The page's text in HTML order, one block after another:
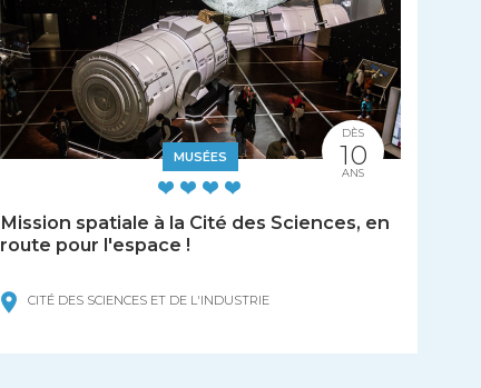
MUSÉES
Mission spatiale à la Cité des Sciences, en
route pour l'espace !
CITÉ DES SCIENCES ET DE L'INDUSTRIE
DÈS
10
ANS